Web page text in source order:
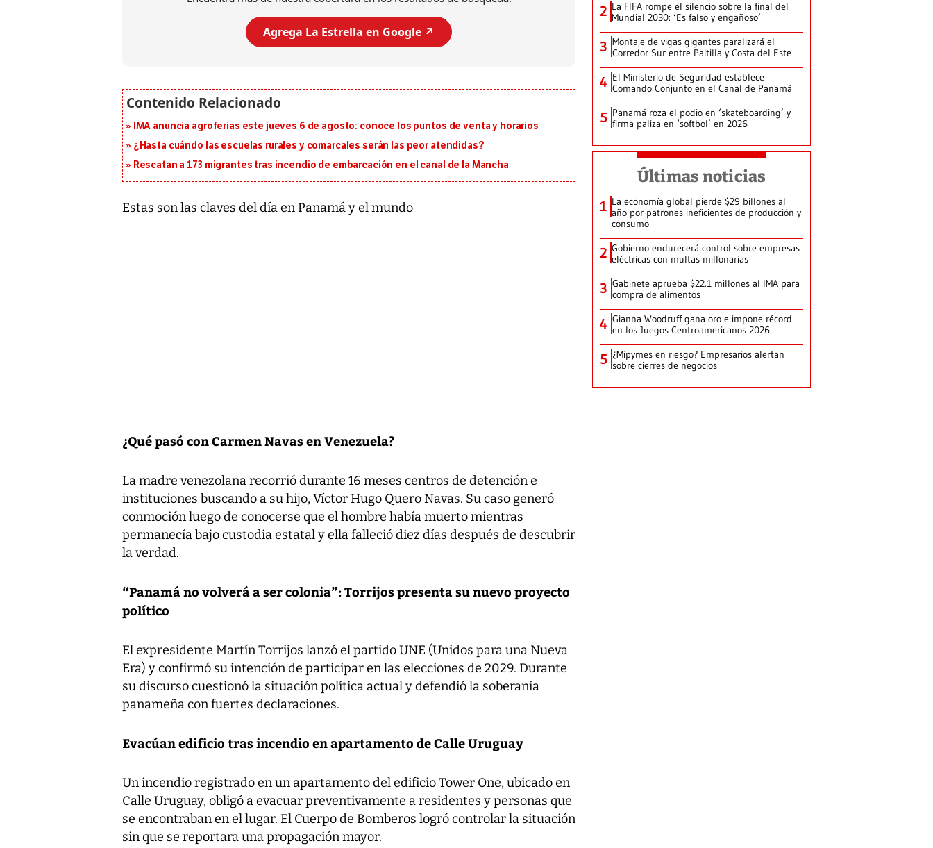
Agrega La Estrella en Google ↗️
IMA anuncia agroferias este jueves 6 de agosto: conoce los puntos de venta y horarios
¿Hasta cuándo las escuelas rurales y comarcales serán las peor atendidas?
Rescatan a 173 migrantes tras incendio de embarcación en el canal de la Mancha
Estas son las claves del día en Panamá y el mundo
¿Qué pasó con Carmen Navas en Venezuela?
La madre venezolana recorrió durante 16 meses centros de detención e
instituciones buscando a su hijo, Víctor Hugo Quero Navas. Su caso generó
conmoción luego de conocerse que el hombre había muerto mientras
permanecía bajo custodia estatal y ella falleció diez días después de descubrir
la verdad.
“Panamá no volverá a ser colonia”: Torrijos presenta su nuevo proyecto
político
El expresidente Martín Torrijos lanzó el partido UNE (Unidos para una Nueva
Era) y confirmó su intención de participar en las elecciones de 2029. Durante
su discurso cuestionó la situación política actual y defendió la soberanía
panameña con fuertes declaraciones.
Evacúan edificio tras incendio en apartamento de Calle Uruguay
Un incendio registrado en un apartamento del edificio Tower One, ubicado en
Calle Uruguay, obligó a evacuar preventivamente a residentes y personas que
se encontraban en el lugar. El Cuerpo de Bomberos logró controlar la situación
sin que se reportara una propagación mayor.
2 La FIFA rompe el silencio sobre la final del
Mundial 2030: ‘Es falso y engañoso’
3 Montaje de vigas gigantes paralizará el
Corredor Sur entre Paitilla y Costa del Este
4 El Ministerio de Seguridad establece
Comando Conjunto en el Canal de Panamá
5 Panamá roza el podio en ‘skateboarding’ y
firma paliza en ‘softbol’ en 2026
Últimas noticias
1 La economía global pierde $29 billones al
año por patrones ineficientes de producción y
consumo
2 Gobierno endurecerá control sobre empresas
eléctricas con multas millonarias
3 Gabinete aprueba $22.1 millones al IMA para
compra de alimentos
4 Gianna Woodruff gana oro e impone récord
en los Juegos Centroamericanos 2026
5 ¿Mipymes en riesgo? Empresarios alertan
sobre cierres de negocios